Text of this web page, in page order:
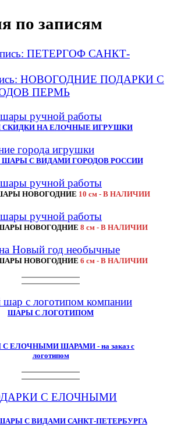
по записям
ПЕТЕРГОФ САНКТ-
НОВОГОДНИЕ ПОДАРКИ С
ПЕРМЬ
НА ЕЛОЧНЫЕ ИГРУШКИ
С ВИДАМИ ГОРОДОВ РОССИИ
НОВОГОДНИЕ 10 см - В НАЛИЧИИ
НОВОГОДНИЕ 8 см - В НАЛИЧИИ
НОВОГОДНИЕ 6 см - В НАЛИЧИИ
ШАРЫ С ЛОГОТИПОМ
ЕЛОЧНЫМИ ШАРАМИ - на заказ с
логотипом
С ВИДАМИ САНКТ-ПЕТЕРБУРГА